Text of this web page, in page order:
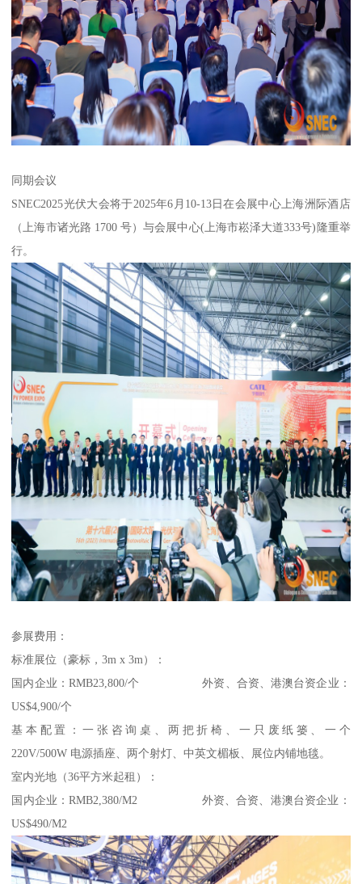
同期会议
SNEC2025光伏大会将于2025年6月10-13日在会展中心上海洲际酒店
（上海市诸光路 1700 号）与会展中心(上海市崧泽大道333号)隆重举
行。
参展费用：
标准展位（豪标，3m x 3m）：
国内企业：RMB23,800/个 外资、合资、港澳台资企业：
US$4,900/个
基本配置：一张咨询桌、两把折椅、一只废纸篓、一个
220V/500W 电源插座、两个射灯、中英文楣板、展位内铺地毯。
室内光地（36平方米起租）：
国内企业：RMB2,380/M2 外资、合资、港澳台资企业：
US$490/M2